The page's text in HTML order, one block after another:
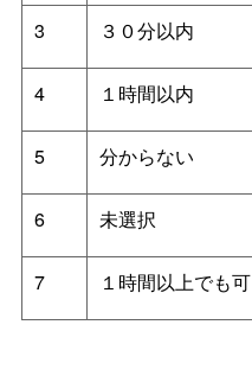
3 ３０分以内
4 １時間以内
5 分からない
6 未選択
7 １時間以上でも可